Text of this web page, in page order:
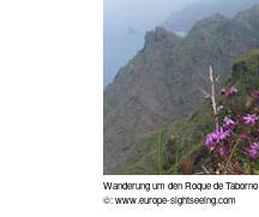
Wanderung um den Roque de Taborno
©: www.europe-sightseeing.com